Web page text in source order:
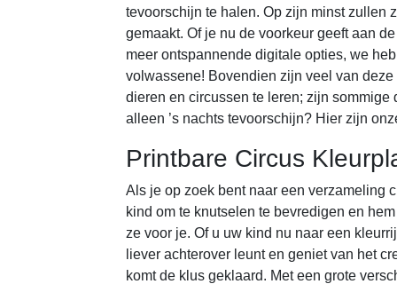
tevoorschijn te halen. Op zijn minst zullen
gemaakt. Of je nu de voorkeur geeft aan
meer ontspannende digitale opties, we
volwassene! Bovendien zijn veel van
dieren en circussen te leren; zijn
alleen ’s nachts tevoorschijn? Hier zijn
Printbare Circus
Als je op zoek bent naar een verzameling
kind om te knutselen te bevredigen en
ze voor je. Of u uw kind nu naar een
liever achterover leunt en geniet van het
komt de klus geklaard. Met een grote